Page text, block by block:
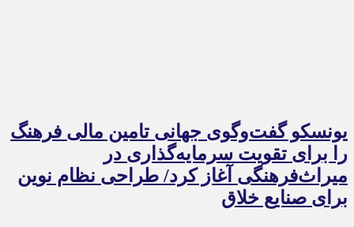
یونسکو گفت‌وگوی جهانی تامین مالی فرهنگ
را برای تقویت سرمایه‌گذاری در
میراث‌فرهنگی آغاز کرد/ طراحی نظام نوین
برای صنایع خلاق